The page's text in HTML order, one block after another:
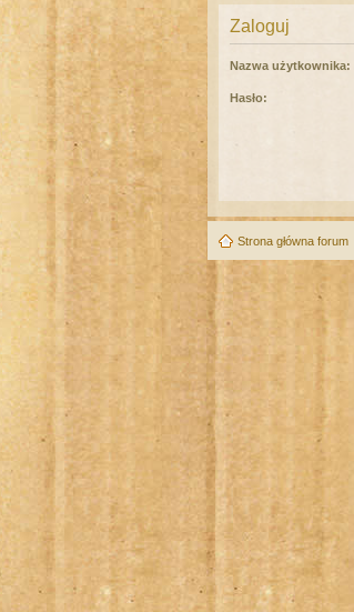
Zaloguj
Nazwa użytkownika:
Hasło:
Strona główna forum